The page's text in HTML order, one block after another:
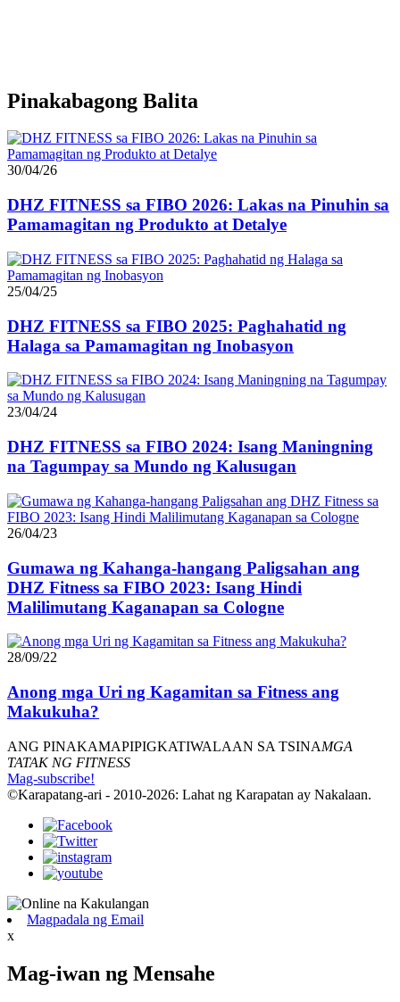
Pinakabagong Balita
30/04/26
DHZ FITNESS sa FIBO 2026: Lakas na Pinuhin sa
Pamamagitan ng Produkto at Detalye
25/04/25
DHZ FITNESS sa FIBO 2025: Paghahatid ng
Halaga sa Pamamagitan ng Inobasyon
23/04/24
DHZ FITNESS sa FIBO 2024: Isang Maningning
na Tagumpay sa Mundo ng Kalusugan
26/04/23
Gumawa ng Kahanga-hangang Paligsahan ang
DHZ Fitness sa FIBO 2023: Isang Hindi
Malilimutang Kaganapan sa Cologne
28/09/22
Anong mga Uri ng Kagamitan sa Fitness ang
Makukuha?
ANG PINAKAMAPIPIGKATIWALAAN SA TSINAMGA
TATAK NG FITNESS
Mag-subscribe!
©Karapatang-ari - 2010-2026: Lahat ng Karapatan ay Nakalaan.
Magpadala ng Email
x
Mag-iwan ng Mensahe